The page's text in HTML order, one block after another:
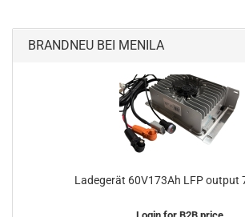
BRANDNEU BEI MENILA
Ladegerät 60V173Ah LFP output